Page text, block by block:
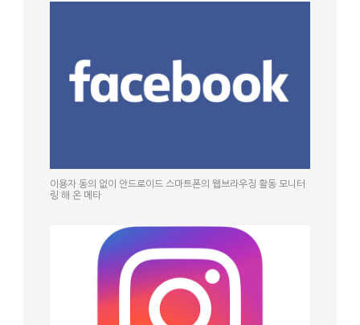
이용자 동의 없이 안드로이드 스마트폰의 웹브라우징 활동 모니터
링 해 온 메타